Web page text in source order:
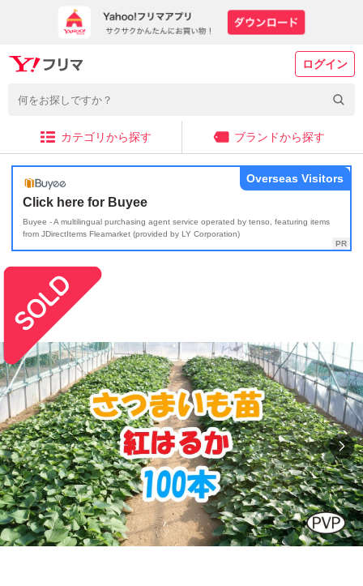
ログイン
カテゴリから探す ブランドから探す
Click here for Buyee
Buyee - A multilingual purchasing agent service operated by tenso, featuring items
from JDirectItems Fleamarket (provided by LY Corporation)
Overseas Visitors